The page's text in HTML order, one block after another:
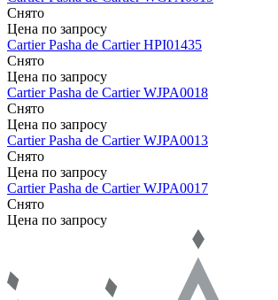
Снято
Цена по запросу
CartierPasha de CartierHPI01435
Снято
Цена по запросу
CartierPasha de CartierWJPA0018
Снято
Цена по запросу
CartierPasha de CartierWJPA0013
Снято
Цена по запросу
CartierPasha de CartierWJPA0017
Снято
Цена по запросу